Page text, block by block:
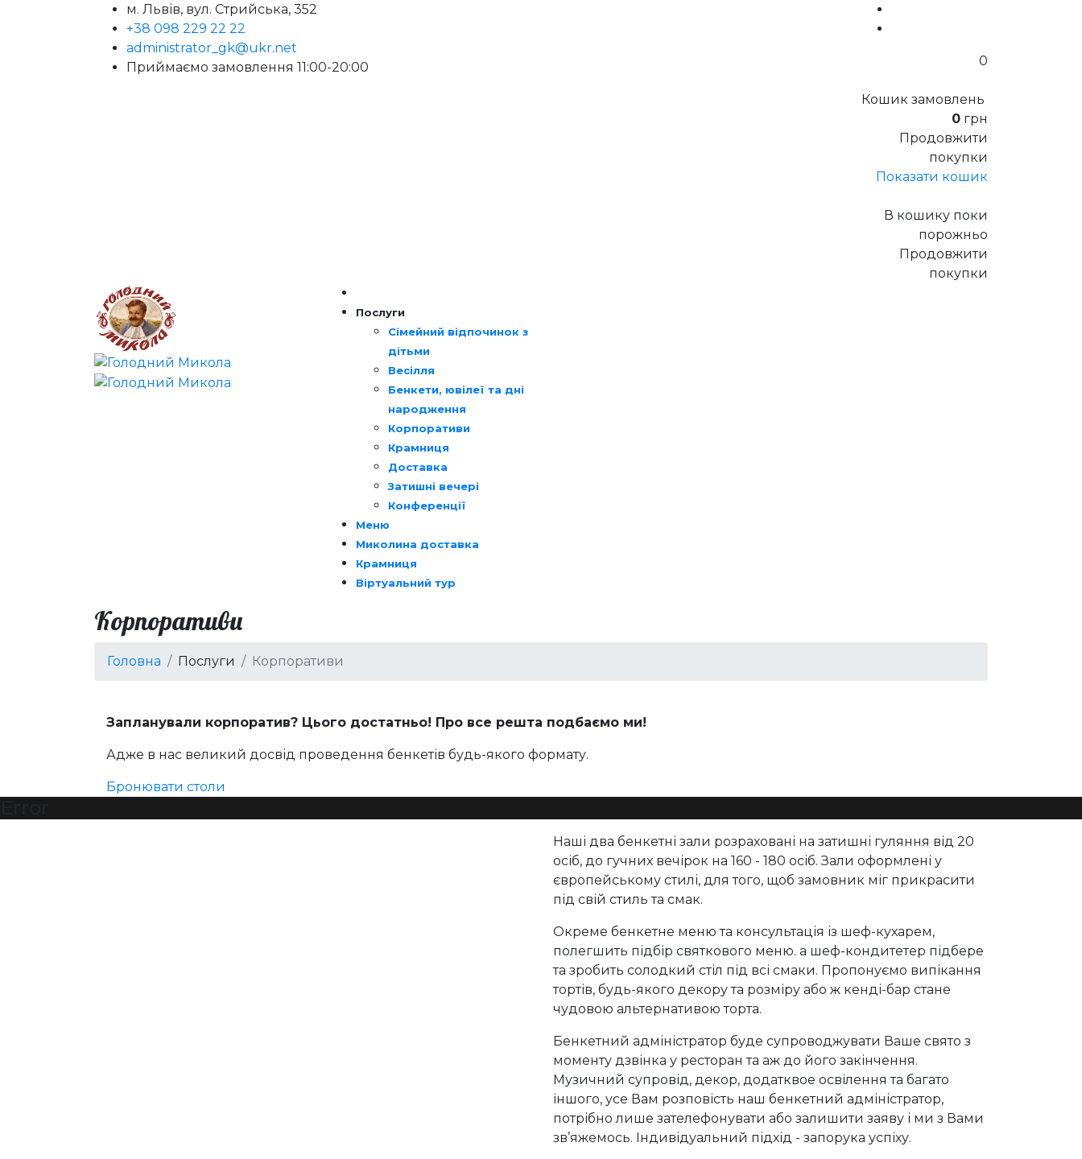
м. Львів, вул. Стрийська, 352
+38 098 229 22 22
administrator_gk@ukr.net
Приймаємо замовлення 11:00-20:00
0
Кошик замовлень
0 грн
Продовжити
покупки
Показати кошик
В кошику поки
порожньо
Продовжити
покупки
Послуги
Сімейний відпочинок з
дітьми
Весілля
Бенкети, ювілеї та дні
народження
Корпоративи
Крамниця
Доставка
Затишні вечері
Конференції
Меню
Миколина доставка
Крамниця
Віртуальний тур
Корпоративи
Головна Послуги Корпоративи
Запланували корпоратив? Цього достатньо! Про все решта подбаємо ми!
Адже в нас великий досвід проведення бенкетів будь-якого формату.
Бронювати столи
Наші два бенкетні зали розраховані на затишні гуляння від 20
осіб, до гучних вечірок на 160 - 180 осіб. Зали оформлені у
європейському стилі, для того, щоб замовник міг прикрасити
під свій стиль та смак.
Окреме бенкетне меню та консультація із шеф-кухарем,
полегшить підбір святкового меню. а шеф-кондитетер підбере
та зробить солодкий стіл під всі смаки. Пропонуємо випікання
тортів, будь-якого декору та розміру або ж кенді-бар стане
чудовою альтернативою торта.
Бенкетний адміністратор буде супроводжувати Ваше свято з
моменту дзвінка у ресторан та аж до його закінчення.
Музичний супровід, декор, додатквое освілення та багато
іншого, усе Вам розповість наш бенкетний адміністратор,
потрібно лише зателефонувати або залишити заяву і ми з Вами
зв’яжемось. Індивідуальний підхід - запорука успіху.